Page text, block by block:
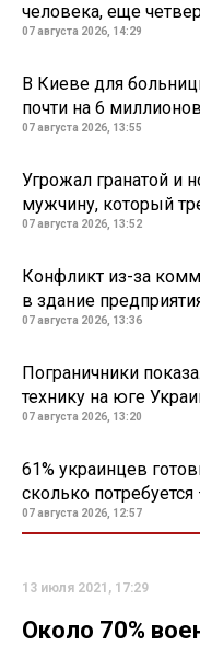
человека, еще
07 августа 2026, 14:29
В Киеве для
почти на 6 миллионов
07 августа 2026, 13:55
Угрожал гранатой и
мужчину, который
07 августа 2026, 13:52
Конфликт из-за
в здание
07 августа 2026, 13:36
Пограничники
технику на юге
07 августа 2026, 13:20
61% украинцев
сколько
07 августа 2026, 12:57
13 июля 2021, 17:29
Около 70%